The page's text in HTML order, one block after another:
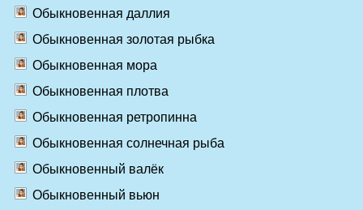
Обыкновенная даллия
Обыкновенная золотая рыбка
Обыкновенная мора
Обыкновенная плотва
Обыкновенная ретропинна
Обыкновенная солнечная рыба
Обыкновенный валёк
Обыкновенный вьюн